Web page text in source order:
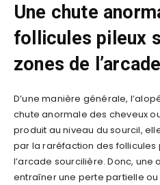
Une chute
follicules pileux
zones de
D’une manière générale,
chute anormale des cheveux
produit au niveau du sourcil,
par la raréfaction des follicules
l’arcade sourcilière. Donc,
entraîner une perte partielle ou